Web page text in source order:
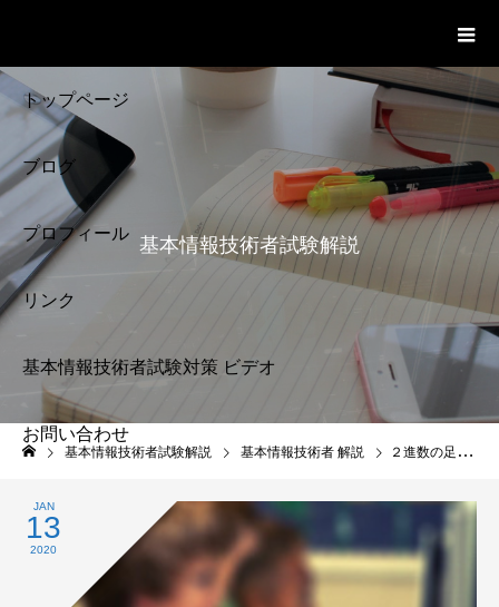
トップページ
ブログ
プロフィール
リンク
基本情報技術者試験対策 ビデオ
お問い合わせ
プライバシーポリシー
基本情報技術者試験
解説
基本情報技術者試験解説
基本情報技術者試験解説 基本情報技術者 解説 ２進数の足し算 基数変換 基本情報技術者試験
JAN
13
2020